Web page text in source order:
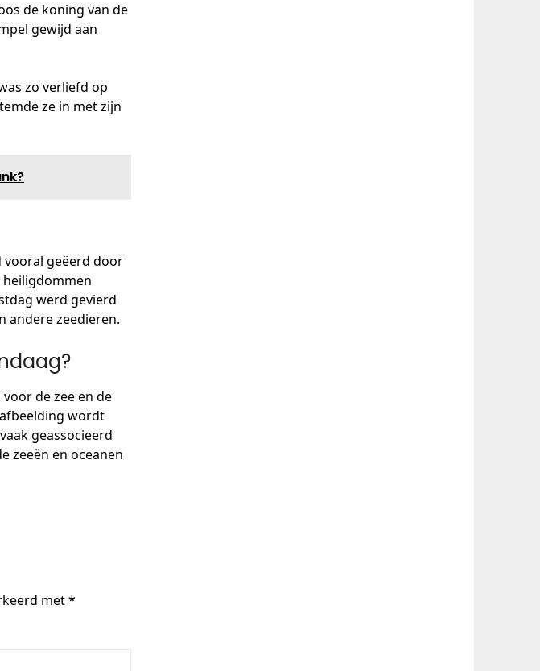
de koning van de
gewijd aan
zo verliefd op
ze in met zijn
vooral geëerd door
heiligdommen
werd gevierd
andere zeedieren.
de zee en de
wordt
geassocieerd
zeeën en oceanen
met*